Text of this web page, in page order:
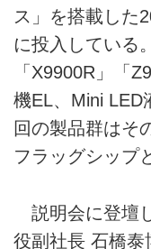
ス」を搭載した
に投入している
「X9900R」「
機EL、Mini LED
回の製品群はそ
フラッグシップ
説明会に登壇
役副社長 石橋泰